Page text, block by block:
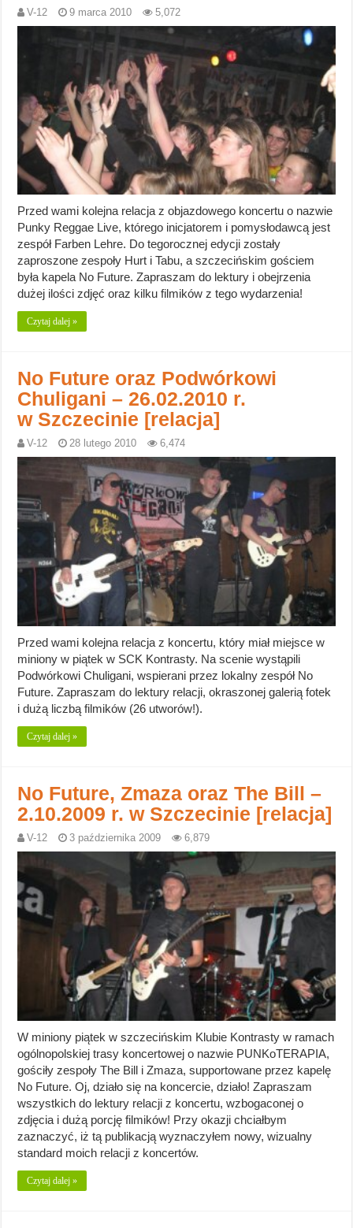
V-12 9 marca 2010 5,072
Przed wami kolejna relacja z objazdowego koncertu o nazwie
Punky Reggae Live, którego inicjatorem i pomysłodawcą jest
zespół Farben Lehre. Do tegorocznej edycji zostały
zaproszone zespoły Hurt i Tabu, a szczecińskim gościem
była kapela No Future. Zapraszam do lektury i obejrzenia
dużej ilości zdjęć oraz kilku filmików z tego wydarzenia!
Czytaj dalej »
No Future oraz Podwórkowi
Chuligani – 26.02.2010 r.
w Szczecinie [relacja]
V-12 28 lutego 2010 6,474
Przed wami kolejna relacja z koncertu, który miał miejsce w
miniony w piątek w SCK Kontrasty. Na scenie wystąpili
Podwórkowi Chuligani, wspierani przez lokalny zespół No
Future. Zapraszam do lektury relacji, okraszonej galerią fotek
i dużą liczbą filmików (26 utworów!).
Czytaj dalej »
No Future, Zmaza oraz The Bill –
2.10.2009 r. w Szczecinie [relacja]
V-12 3 października 2009 6,879
W miniony piątek w szczecińskim Klubie Kontrasty w ramach
ogólnopolskiej trasy koncertowej o nazwie PUNKoTERAPIA,
gościły zespoły The Bill i Zmaza, supportowane przez kapelę
No Future. Oj, działo się na koncercie, działo! Zapraszam
wszystkich do lektury relacji z koncertu, wzbogaconej o
zdjęcia i dużą porcję filmików! Przy okazji chciałbym
zaznaczyć, iż tą publikacją wyznaczyłem nowy, wizualny
standard moich relacji z koncertów.
Czytaj dalej »